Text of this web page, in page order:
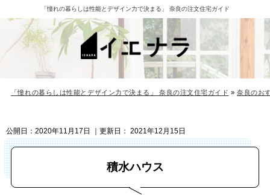
「憧れの暮らしは性能とデザイン力で決まる」 奈良の注文住宅ガイド
「憧れの暮らしは性能とデザイン力で決まる」 奈良の注文住宅ガイド »奈良のお
公開日： 2020年11月17日 ｜更新日： 2021年12月15日
積水ハウス